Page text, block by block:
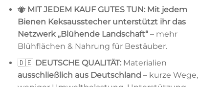
🐝 MIT JEDEM KAUF GUTES TUN: Mit jedem
Bienen Keksausstecher unterstützt ihr das
Netzwerk „Blühende Landschaft“– mehr
Blühflächen & Nahrung für Bestäuber.
🇩🇪 DEUTSCHE QUALITÄT:Materialien
ausschließlich aus Deutschland – kurze Wege,